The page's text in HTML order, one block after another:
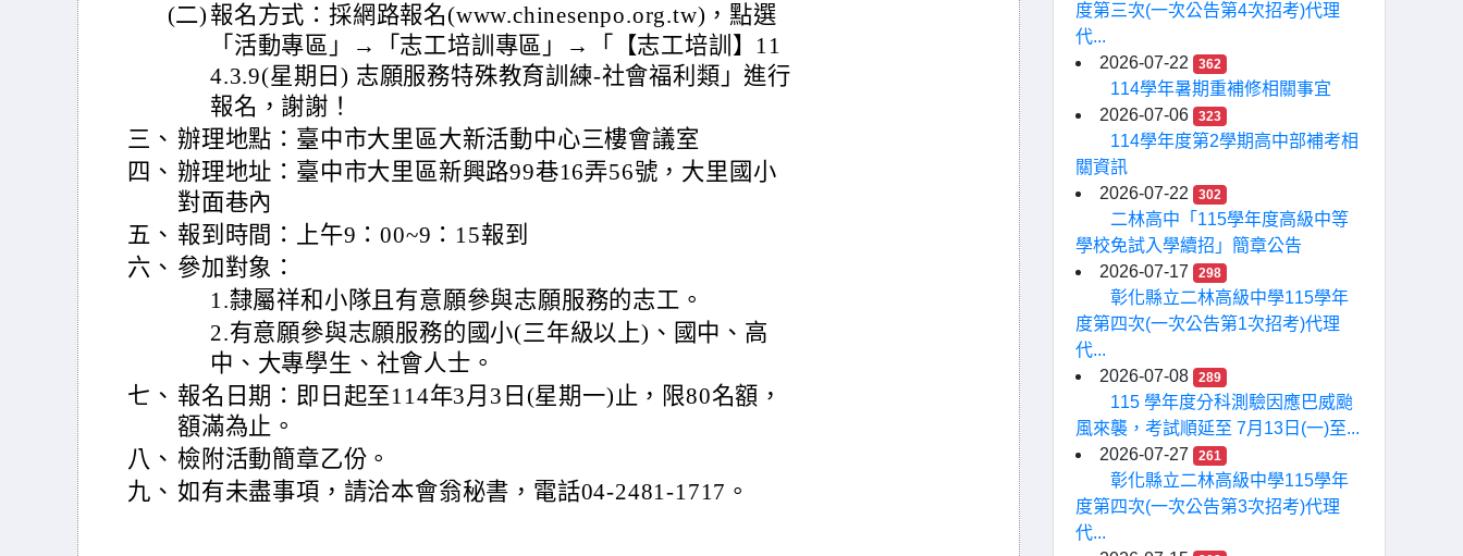
(二) 報名方式：採網路報名(www.chinesenpo.org.tw)，點選
「活動專區」→「志工培訓專區」→「【志工培訓】11
4.3.9(星期日) 志願服務特殊教育訓練-社會福利類」進行
報名，謝謝！
三、 辦理地點：臺中市大里區大新活動中心三樓會議室
四、 辦理地址：臺中市大里區新興路99巷16弄56號，大里國小
對面巷內
五、 報到時間：上午9：00~9：15報到
六、 參加對象：
1.隸屬祥和小隊且有意願參與志願服務的志工。
2.有意願參與志願服務的國小(三年級以上)、國中、高
中、大專學生、社會人士。
七、 報名日期：即日起至114年3月3日(星期一)止，限80名額，
額滿為止。
八、 檢附活動簡章乙份。
九、 如有未盡事項，請洽本會翁秘書，電話04-2481-1717。
度第三次(一次公告第4次招考)代理
代...
2026-07-22
362
114學年暑期重補修相關事宜
2026-07-06
323
114學年度第2學期高中部補考相
關資訊
2026-07-22
302
二林高中「115學年度高級中等
學校免試入學續招」簡章公告
2026-07-17
298
彰化縣立二林高級中學115學年
度第四次(一次公告第1次招考)代理
代...
2026-07-08
289
115 學年度分科測驗因應巴威颱
風來襲，考試順延至 7月13日(一)至...
2026-07-27
261
彰化縣立二林高級中學115學年
度第四次(一次公告第3次招考)代理
代...